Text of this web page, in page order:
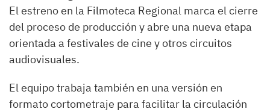
El estreno en la Filmoteca Regional marca el cierre
del proceso de producción y abre una nueva etapa
orientada a festivales de cine y otros circuitos
audiovisuales.
El equipo trabaja también en una versión en
formato cortometraje para facilitar la circulación